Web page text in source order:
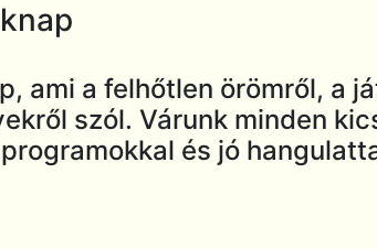
ami a felhőtlen örömről, a
szól. Várunk minden
és jó